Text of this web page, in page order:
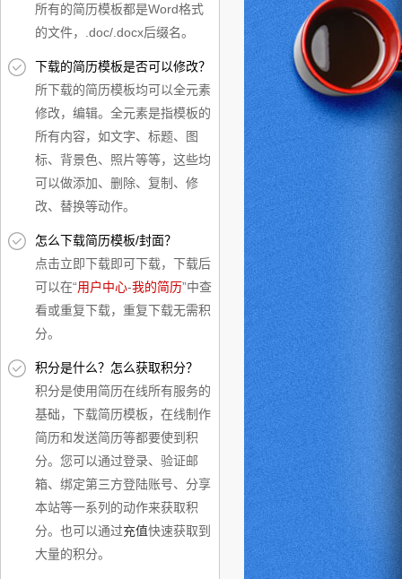
所有的简历模板都是Word格式
的文件，.doc/.docx后缀名。
下载的简历模板是否可以修改？
所下载的简历模板均可以全元素
修改，编辑。全元素是指模板的
所有内容，如文字、标题、图
标、背景色、照片等等，这些均
可以做添加、删除、复制、修
改、替换等动作。
怎么下载简历模板/封面？
点击立即下载即可下载，下载后
可以在“用户中心-我的简历”中查
看或重复下载，重复下载无需积
分。
积分是什么？怎么获取积分？
积分是使用简历在线所有服务的
基础，下载简历模板，在线制作
简历和发送简历等都要使到积
分。您可以通过登录、验证邮
箱、绑定第三方登陆账号、分享
本站等一系列的动作来获取积
分。也可以通过充值快速获取到
大量的积分。